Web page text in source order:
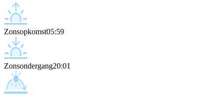
Zonsopkomst05:59
Zonsondergang20:01